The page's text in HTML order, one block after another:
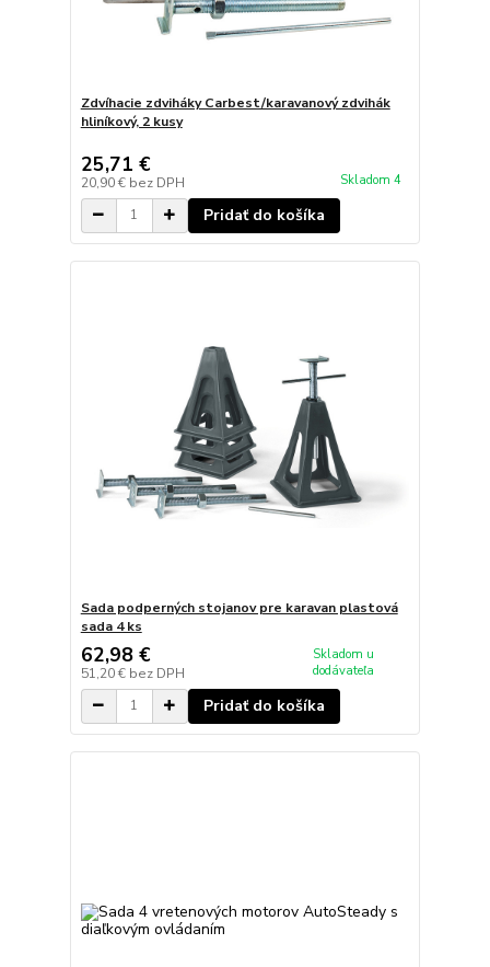
Zdvíhacie zdviháky Carbest/karavanový zdvihák
hliníkový, 2 kusy
25,71 €
20,90 € bez DPH Skladom 4
Pridať do košíka
Sada podperných stojanov pre karavan plastová
sada 4 ks
62,98 €
51,20 € bez DPH
Skladom u
dodávateľa
Pridať do košíka